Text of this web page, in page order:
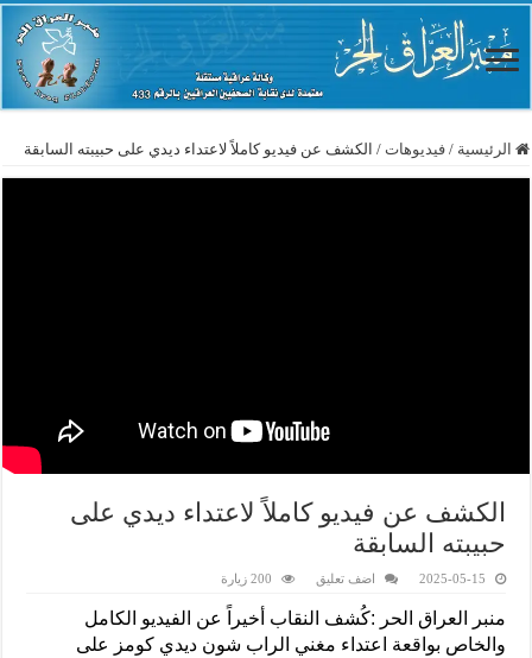
الرئيسية / فيديوهات / الكشف عن فيديو كاملاً لاعتداء ديدي على حبيبته السابقة
الكشف عن فيديو كاملاً لاعتداء ديدي على
حبيبته السابقة
2025-05-15 اضف تعليق 200 زيارة
منبر العراق الحر :كُشف النقاب أخيراً عن الفيديو الكامل
والخاص بواقعة اعتداء مغني الراب شون ديدي كومز على